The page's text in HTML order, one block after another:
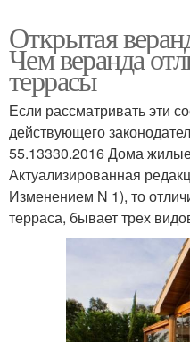
Открытая
Чем веранда
террасы
Если рассматривать эти
действующего
55.13330.2016 Дома
Актуализированная
Изменением N 1), то
терраса, бывает трех